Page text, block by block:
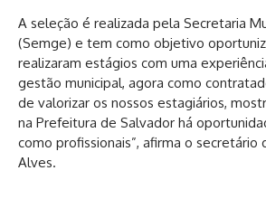
A seleção é realizada pela Secretaria
(Semge) e tem como objetivo
realizaram estágios com uma
gestão municipal, agora como
de valorizar os nossos estagiários,
na Prefeitura de Salvador há
como profissionais”, afirma o secretário
Alves.